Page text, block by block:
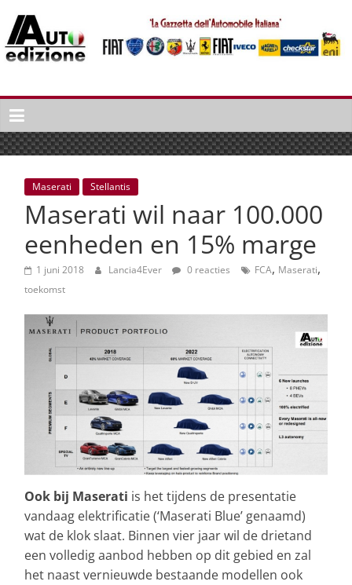
naar
inhoud
Auto
Edizione
La
Gazetta
dell'Automobile
Italiana
autonieuws
lifestyle
Maserati Stellantis
Maserati wil naar 100.000
eenheden en 15% marge
1 juni 2018 Lancia4Ever 0 reacties FCA, Maserati,
toekomst
Ook bij Maserati is het tijdens de presentatie
vandaag elektrificatie (‘Maserati Blue’ genaamd)
wat de klok slaat. Binnen vier jaar wil de drietand
een volledig aanbod hebben op dit gebied en zal
het naast vernieuwde bestaande modellen ook